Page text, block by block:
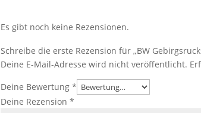
Es gibt noch keine Rezensionen.
Schreibe die erste Rezension für „BW
Deine E-Mail-Adresse wird nicht veröffentlicht.
Deine Bewertung*
Deine Rezension*